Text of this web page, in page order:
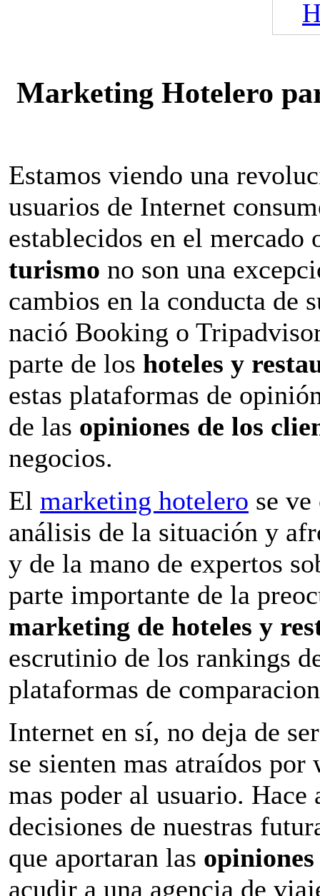
Marketing Hotelero
Estamos viendo una
usuarios de Internet
establecidos en el
turismo no son una
cambios en la conducta de
nació Booking o
parte de los hoteles y
estas plataformas de
de las opiniones de los
negocios.
El marketing hotelero se
análisis de la situación y
y de la mano de expertos
parte importante de la
marketing de hoteles y
escrutinio de los rankings
plataformas de
Internet en sí, no deja de
se sienten mas atraídos
mas poder al usuario. Hace
decisiones de nuestras
que aportaran las
acudir a una agencia de